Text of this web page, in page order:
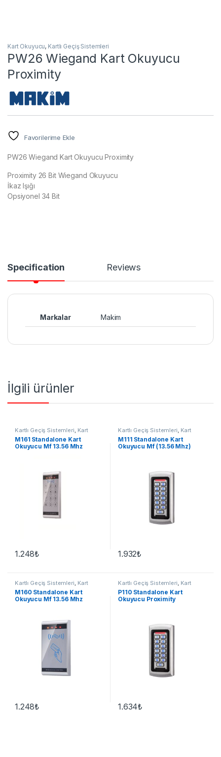
Kart Okuyucu, Kartlı Geçiş Sistemleri
PW26 Wiegand Kart Okuyucu
Proximity
Favorilerime Ekle
PW26 Wiegand Kart Okuyucu Proximity
Proximity 26 Bit Wiegand Okuyucu
İkaz Işığı
Opsiyonel 34 Bit
Specification Reviews
Markalar Makim
İlgili ürünler
Kartlı Geçiş Sistemleri, Kart
Okuyucu
M161 Standalone Kart
Okuyucu Mf 13.56 Mhz
1.248₺
Kartlı Geçiş Sistemleri, Kart
Okuyucu
M111 Standalone Kart
Okuyucu Mf (13.56 Mhz)
1.932₺
Kartlı Geçiş Sistemleri, Kart
Okuyucu
M160 Standalone Kart
Okuyucu Mf 13.56 Mhz
1.248₺
Kartlı Geçiş Sistemleri, Kart
Okuyucu
P110 Standalone Kart
Okuyucu Proximity
1.634₺